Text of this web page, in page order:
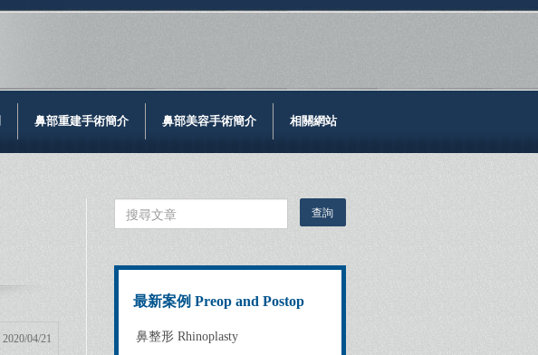
鼻部重建手術簡介 鼻部美容手術簡介 相關網站
2020/04/21
最新案例 Preop and Postop
鼻整形 Rhinoplasty